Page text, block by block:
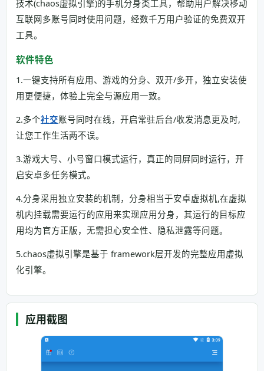
技术(chaos虚拟引擎)的手机分身类工具，帮助用户解决移动
互联网多账号同时使用问题，经数千万用户验证的免费双开
工具。
软件特色
1.一键支持所有应用、游戏的分身、双开/多开，独立安装使
用更便捷，体验上完全与源应用一致。
2.多个社交账号同时在线，开启常驻后台/收发消息更及时,
让您工作生活两不误。
3.游戏大号、小号窗口模式运行，真正的同屏同时运行，开
启安卓多任务模式。
4.分身采用独立安装的机制，分身相当于安卓虚拟机,在虚拟
机内挂载需要运行的应用来实现应用分身，其运行的目标应
用均为官方正版，无需担心安全性、隐私泄露等问题。
5.chaos虚拟引擎是基于 framework层开发的完整应用虚拟
化引擎。
应用截图